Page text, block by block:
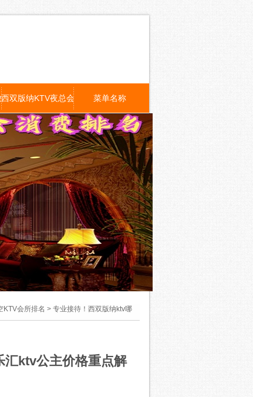
略
西双版纳KTV夜总会招聘 菜单名称
KTV会所排名 > 专业接待！西双版纳ktv哪
汇ktv公主价格重点解